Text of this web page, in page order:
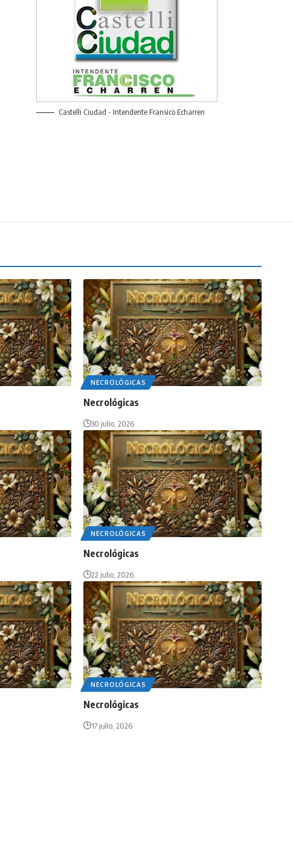
Castelli Ciudad - Intendente Fransico Echarren
NECROLÓGICAS
Necrológicas
30 julio, 2026
NECROLÓGICAS
Necrológicas
22 julio, 2026
NECROLÓGICAS
Necrológicas
17 julio, 2026